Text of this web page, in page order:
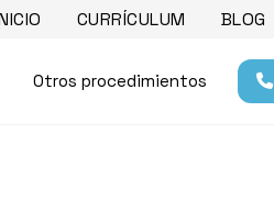
CURRÍCULUM BLOG
Otros procedimientos